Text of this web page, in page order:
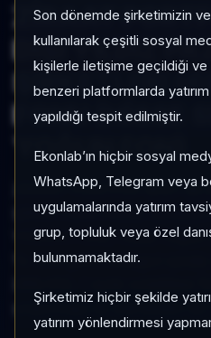
Son dönemde şirketimizin ve
kullanılarak çeşitli sosyal
kişilerle iletişime geçildiği
benzeri platformlarda
yapıldığı tespit edilmiştir.
Ekonlab’ın hiçbir sosyal
WhatsApp, Telegram veya
uygulamalarında yatırım
grup, topluluk veya özel
bulunmamaktadır.
Şirketimiz hiçbir şekilde
yatırım yönlendirmesi
ZİRAAT
DIŞI YILDIZ
ŞİRKETLERİ
FONU (HİSSE
YOĞUN FON)
ZİRAAT PORTFÖY BIST 30
ŞİRKETLERİ HİSSE
YOĞUN FON), Hisse
%-3,18 getiri, kategori içinde
yoğunluğu ile izlenebilen